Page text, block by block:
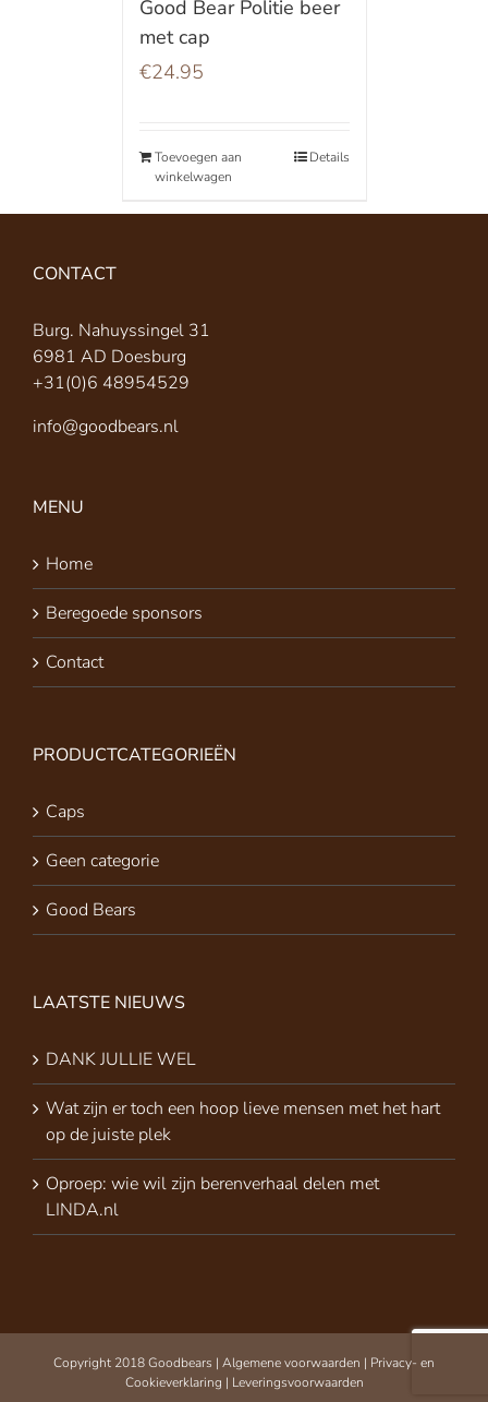
Good Bear Politie beer
met cap
€24.95
Toevoegen aan
winkelwagen
Details
CONTACT
Burg. Nahuyssingel 31
6981 AD Doesburg
+31(0)6 48954529
info@goodbears.nl
MENU
Home
Beregoede sponsors
Contact
PRODUCTCATEGORIEËN
Caps
Geen categorie
Good Bears
LAATSTE NIEUWS
DANK JULLIE WEL
Wat zijn er toch een hoop lieve mensen met het hart
op de juiste plek
Oproep: wie wil zijn berenverhaal delen met
LINDA.nl
Copyright 2018 Goodbears | Algemene voorwaarden | Privacy- en
Cookieverklaring | Leveringsvoorwaarden